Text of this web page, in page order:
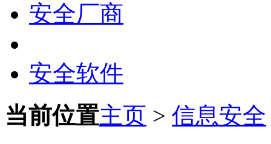
安全厂商
安全软件
当前位置主页 > 信息安全